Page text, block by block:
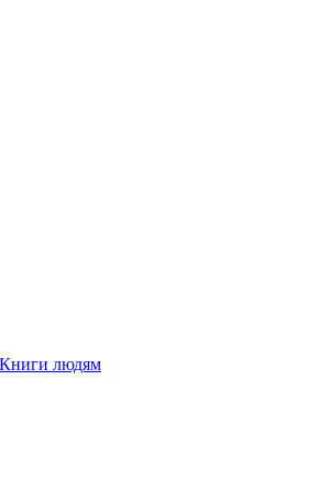
Книги людям